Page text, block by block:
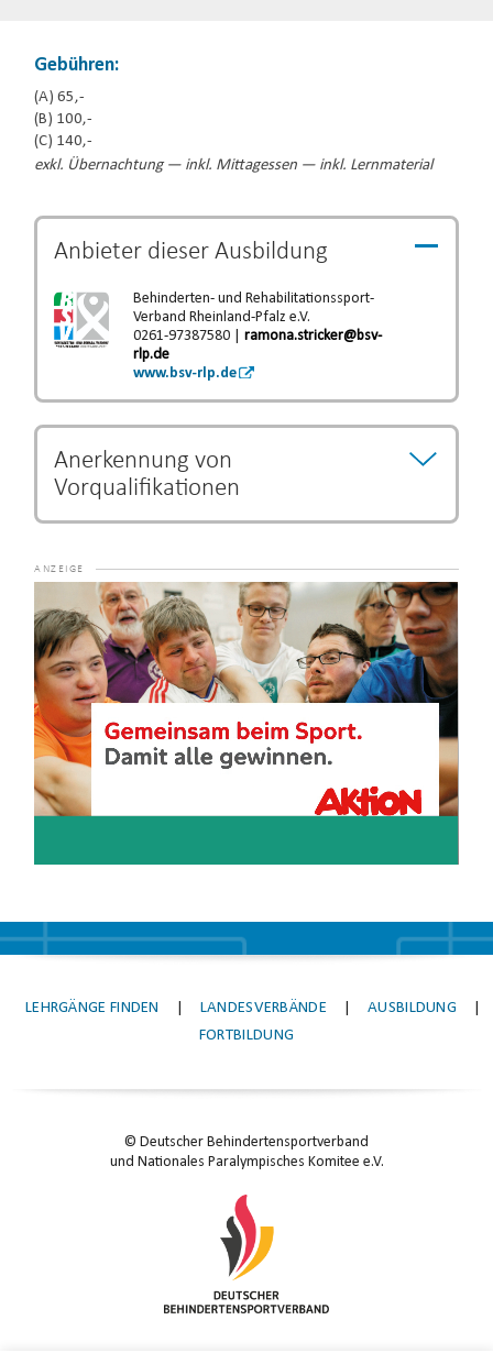
Gebühren:
(A) 65,-
(B) 100,-
(C) 140,-
exkl. Übernachtung — inkl. Mittagessen — inkl. Lernmaterial
Anbieter dieserAusbildung
Behinderten- und Rehabilitationssport-
Verband Rheinland-Pfalz e.V.
0261-97387580 | ramona.stricker@bsv-
rlp.de
www.bsv-rlp.de
Anerkennung von
Vorqualifikationen
der Ausbildungszeit begründen.Die Entscheidung über
eine Verkürzung der Ausbildung unterliegt dem jeweiligen
Lehrgangsanbieter.
Player
LEHRGÄNGE FINDEN LANDESVERBÄNDE AUSBILDUNG
FORTBILDUNG
© Deutscher Behindertensportverband
und Nationales Paralympisches Komitee e.V.